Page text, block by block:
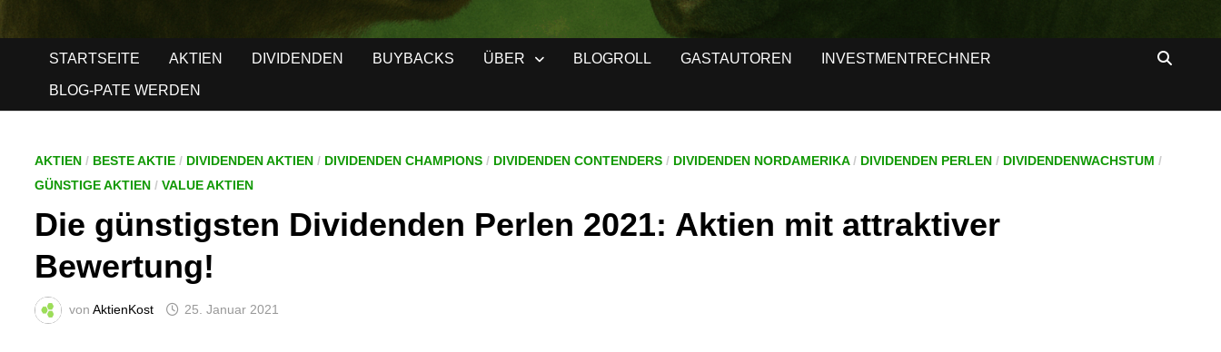
STARTSEITE AKTIEN DIVIDENDEN BUYBACKS ÜBER BLOGROLL GASTAUTOREN INVESTMENTRECHNER
BLOG-PATE WERDEN
AKTIEN / BESTE AKTIE / DIVIDENDEN AKTIEN / DIVIDENDEN CHAMPIONS / DIVIDENDEN CONTENDERS / DIVIDENDEN NORDAMERIKA/ DIVIDENDEN PERLEN / DIVIDENDENWACHSTUM /
GÜNSTIGE AKTIEN /VALUE AKTIEN
Die günstigsten Dividenden Perlen 2021: Aktien mit attraktiver
Bewertung!
vonAktienKost 25. Januar 2021